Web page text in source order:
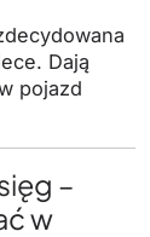
Dają
pojazd
–
w